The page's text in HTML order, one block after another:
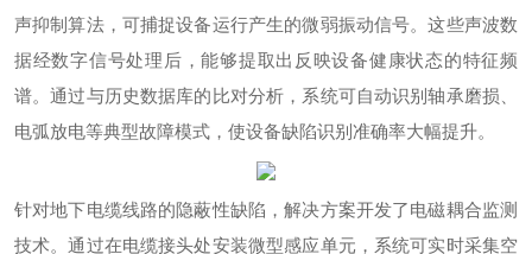
声抑制算法，可捕捉设备运行产生的微弱振动信号。这些声波数
据经数字信号处理后，能够提取出反映设备健康状态的特征频
谱。通过与历史数据库的比对分析，系统可自动识别轴承磨损、
电弧放电等典型故障模式，使设备缺陷识别准确率大幅提升。
针对地下电缆线路的隐蔽性缺陷，解决方案开发了电磁耦合监测
技术。通过在电缆接头处安装微型感应单元，系统可实时采集空